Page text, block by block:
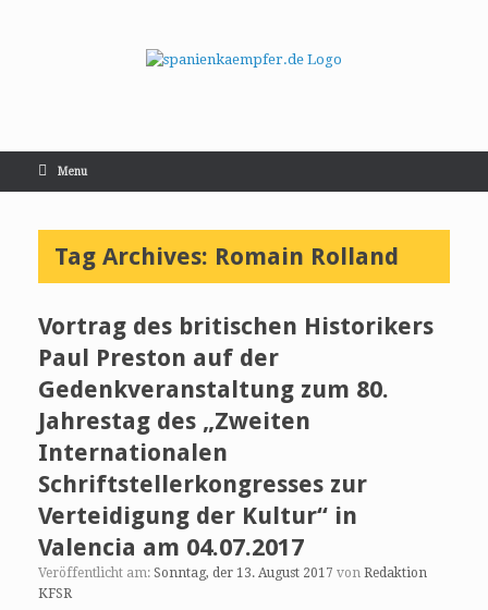
Menu
Tag Archives: Romain Rolland
Vortrag des britischen Historikers
Paul Preston auf der
Gedenkveranstaltung zum 80.
Jahrestag des „Zweiten
Internationalen
Schriftstellerkongresses zur
Verteidigung der Kultur“ in
Valencia am 04.07.2017
Veröffentlicht am: Sonntag, der 13. August 2017 von Redaktion
KFSR